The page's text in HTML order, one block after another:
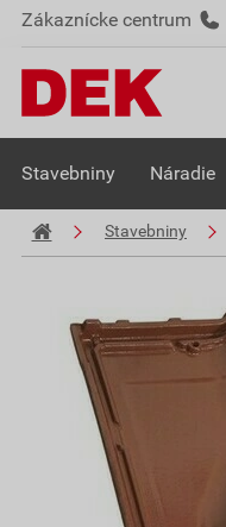
Zákaznícke centrum
Stavebniny Náradie
Stavebniny